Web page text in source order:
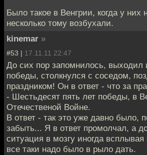
Было такое в Венгрии, когда у них
несколько тому возбухали.
kinemar »
#53 | 17.11.11 22:47
До сих пор запомнилось, выходил
победы, столкнулся с соседом,
праздником! Он в ответ - что за
- Шестьдесят пять лет победы, в
Отечественой Войне.
В ответ - так это уже давно было,
забыть... Я в ответ промолчал, а
ситуация в мозгу иногда всплывая
все таки надо было в рыло дать.